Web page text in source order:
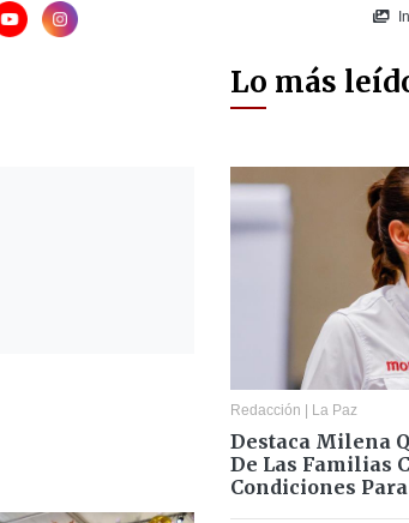
Lo más
Redacción | La Paz
Destaca Milena
De Las Familias
Condiciones